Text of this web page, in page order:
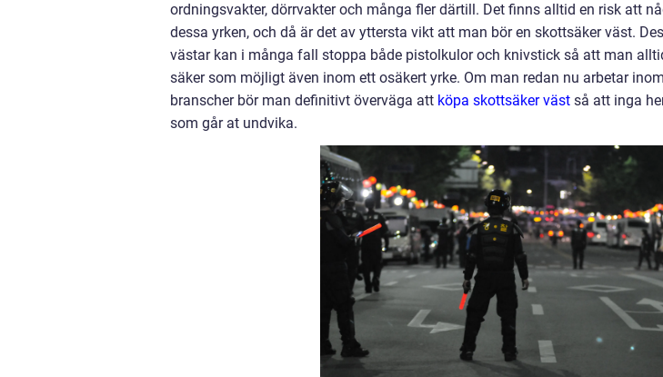
ordningsvakter, dörrvakter och många fler därtill. Det finns alltid en risk att
dessa yrken, och då är det av yttersta vikt att man bör en skottsäker väst.
västar kan i många fall stoppa både pistolkulor och knivstick så att man
säker som möjligt även inom ett osäkert yrke. Om man redan nu arbetar
branscher bör man definitivt överväga att köpa skottsäker väst så att inga
som går at undvika.